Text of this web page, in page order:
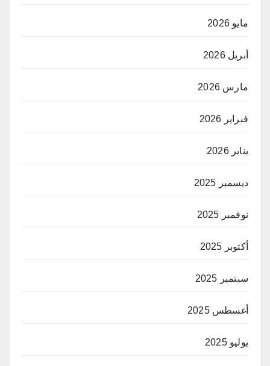
مايو 2026
أبريل 2026
مارس 2026
فبراير 2026
يناير 2026
ديسمبر 2025
نوفمبر 2025
أكتوبر 2025
سبتمبر 2025
أغسطس 2025
يوليو 2025